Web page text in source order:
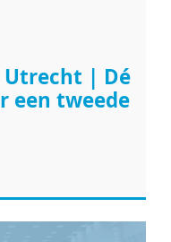
Utrecht | Dé
een tweede